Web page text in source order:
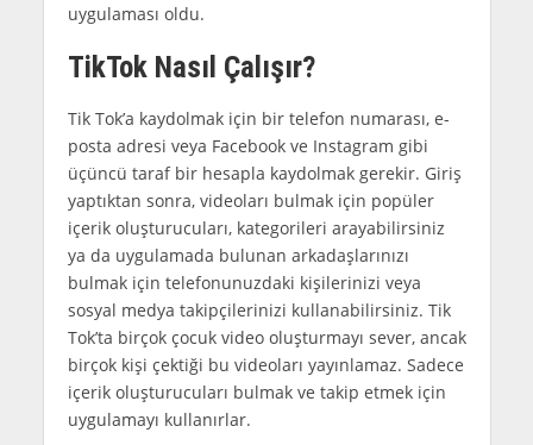
uygulaması oldu.
TikTok Nasıl Çalışır?
Tik Tok’a kaydolmak için bir telefon numarası, e-
posta adresi veya Facebook ve Instagram gibi
üçüncü taraf bir hesapla kaydolmak gerekir. Giriş
yaptıktan sonra, videoları bulmak için popüler
içerik oluşturucuları, kategorileri arayabilirsiniz
ya da uygulamada bulunan arkadaşlarınızı
bulmak için telefonunuzdaki kişilerinizi veya
sosyal medya takipçilerinizi kullanabilirsiniz. Tik
Tok’ta birçok çocuk video oluşturmayı sever, ancak
birçok kişi çektiği bu videoları yayınlamaz. Sadece
içerik oluşturucuları bulmak ve takip etmek için
uygulamayı kullanırlar.